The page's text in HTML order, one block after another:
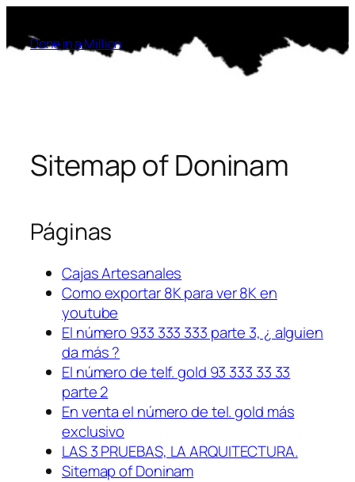
contenido
Done in a Million
Sitemap of Doninam
Páginas
Cajas Artesanales
Como exportar 8K para ver 8K en
youtube
El número 933 333 333 parte 3, ¿ alguien
da más ?
El número de telf. gold 93 333 33 33
parte 2
En venta el número de tel. gold más
exclusivo
LAS 3 PRUEBAS, LA ARQUITECTURA.
Sitemap of Doninam